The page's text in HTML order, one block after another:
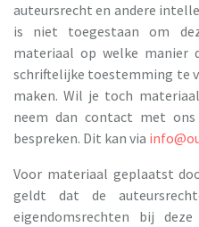
auteursrecht en andere
is niet toegestaan om
materiaal op welke manier
schriftelijke toestemming te
maken. Wil je toch
neem dan contact met
bespreken. Dit kan via
Voor materiaal geplaatst
geldt dat de
eigendomsrechten bij